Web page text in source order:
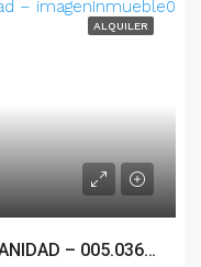
ALQUILER
EN URBANIZACION EN VIA HISPANIDAD – 005.03672